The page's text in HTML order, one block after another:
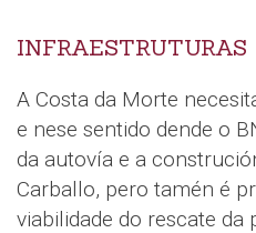
INFRAESTRUTURAS
A Costa da Morte
e nese sentido dende o
da autovía e a
Carballo, pero tamén é
viabilidade do rescate da